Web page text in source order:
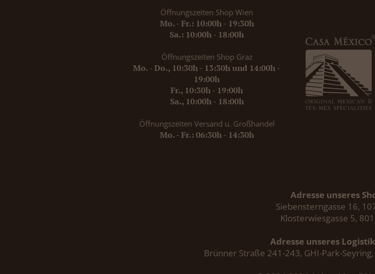
Öffnungszeiten Shop Wien
Mo. - Fr.: 10:00h - 19:30h
Sa.: 10:00h - 18:00h
Öffnungszeiten Shop Graz
Mo. - Do., 10:30h - 13:30h und 14:00h -
19:00h
Fr., 10:30h - 19:00h
Sa., 10:00h - 18:00h
Öffnungszeiten Versand u. Großhandel
Mo. - Fr.: 06:30h - 14:30h
Adresse unseres
Siebensterngasse 16,
Klosterwiesgasse 5,
Adresse unseres
Brünner Straße 241-243, GHI-Park-